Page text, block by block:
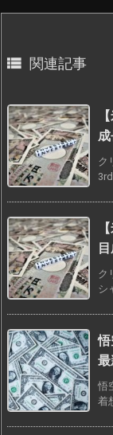
 関連記事
ク
ク
シ
悟
着